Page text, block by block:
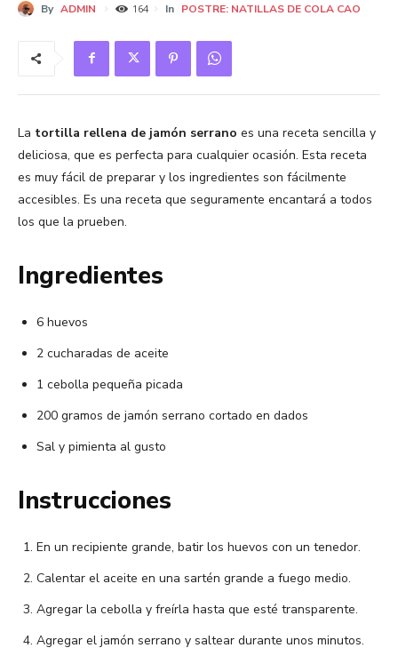
By ADMIN 164 In POSTRE: NATILLAS DE COLA CAO
La tortilla rellena de jamón serrano es una receta sencilla y
deliciosa, que es perfecta para cualquier ocasión. Esta receta
es muy fácil de preparar y los ingredientes son fácilmente
accesibles. Es una receta que seguramente encantará a todos
los que la prueben.
Ingredientes
6 huevos
2 cucharadas de aceite
1 cebolla pequeña picada
200 gramos de jamón serrano cortado en dados
Sal y pimienta al gusto
Instrucciones
En un recipiente grande, batir los huevos con un tenedor.
Calentar el aceite en una sartén grande a fuego medio.
Agregar la cebolla y freírla hasta que esté transparente.
Agregar el jamón serrano y saltear durante unos minutos.